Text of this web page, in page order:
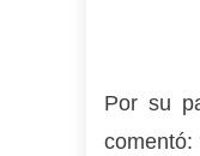
Por su
comentó: